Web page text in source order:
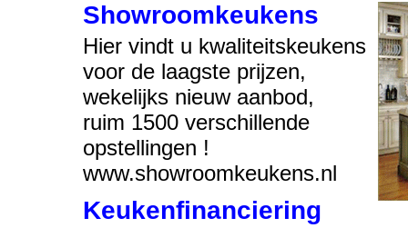
Showroomkeukens
Hier vindt u kwaliteitskeukens
voor de laagste prijzen,
wekelijks nieuw aanbod,
ruim 1500 verschillende
opstellingen !
www.showroomkeukens.nl
Keukenfinanciering